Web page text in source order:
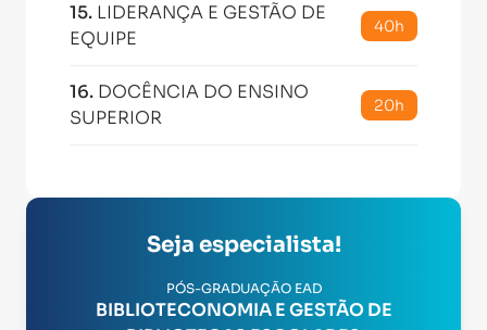
15. LIDERANÇA E GESTÃO DE
EQUIPE
40h
16. DOCÊNCIA DO ENSINO
SUPERIOR
20h
Seja especialista!
PÓS-GRADUAÇÃO EAD
BIBLIOTECONOMIA E GESTÃO DE